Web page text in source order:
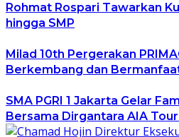
Rohmat Rospari Tawarkan
hingga SMP
Milad 10th Pergerakan
Berkembang dan
SMA PGRI 1 Jakarta Gelar
Bersama Dirgantara AIA